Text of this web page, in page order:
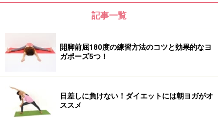
記事一覧
開脚前屈180度の練習方法のコツと効果的なヨ
ガポーズ5つ！
日差しに負けない！ダイエットには朝ヨガがオ
ススメ